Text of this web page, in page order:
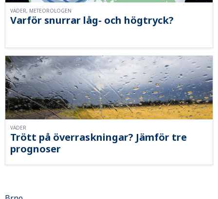
Varför snurrar låg- och högtryck?
VÄDER, METEOROLOGEN
Trött på överraskningar? Jämför tre
prognoser
VÄDER